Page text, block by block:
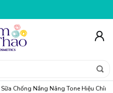
- GIẢM NGAY
Sữa Chống Nắng Nâng Tone Hiệu